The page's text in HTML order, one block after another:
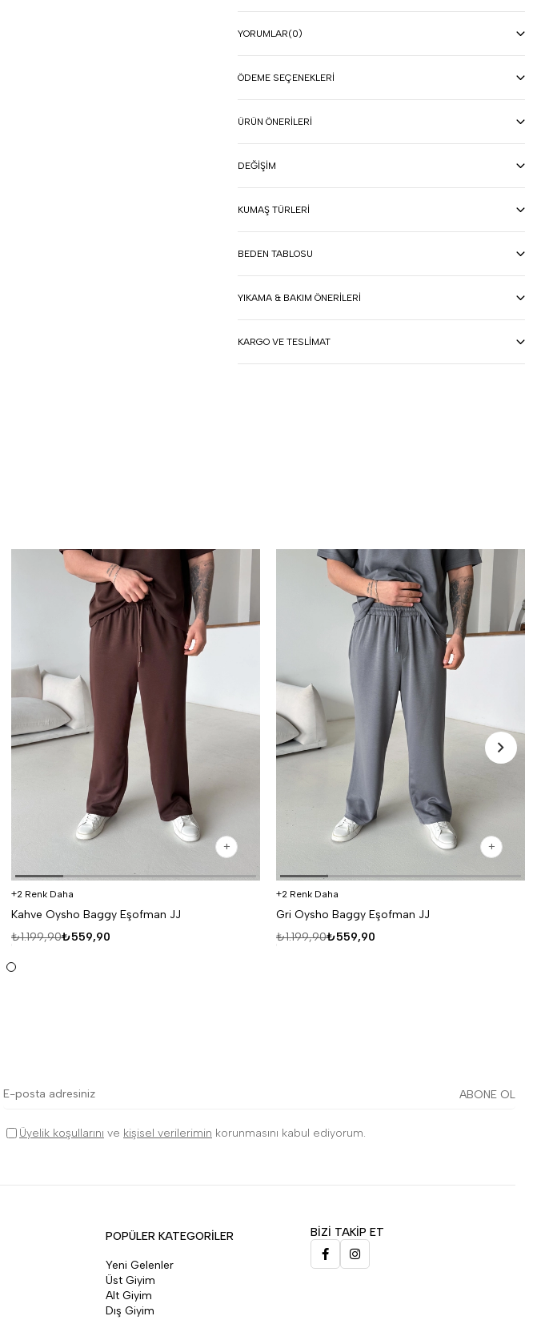
YORUMLAR(0)
ÖDEME SEÇENEKLERI
ÜRÜN ÖNERILERI
DEĞIŞIM
KUMAŞ TÜRLERI
BEDEN TABLOSU
YIKAMA & BAKIM ÖNERILERI
KARGO VE TESLIMAT
2 Renk Daha
Kahve Oysho Baggy Eşofman JJ
₺559,90
₺1.199,90
2 Renk Daha
Gri Oysho Baggy Eşofman JJ
₺559,90
₺1.199,90
ABONE OL
Üyelik koşullarını ve kişisel verilerimin korunmasını kabul ediyorum.
POPÜLER KATEGORİLER
Yeni Gelenler
Üst Giyim
Alt Giyim
Dış Giyim
BİZİ TAKİP ET